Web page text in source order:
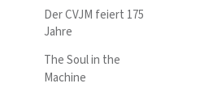
Der CVJM feiert 175
Jahre
The Soul in the
Machine